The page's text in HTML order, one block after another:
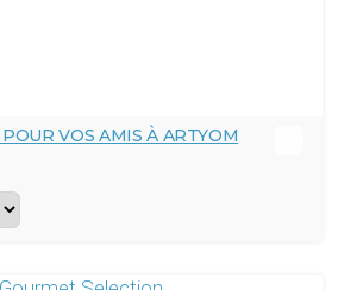
VOS AMIS À ARTYOM